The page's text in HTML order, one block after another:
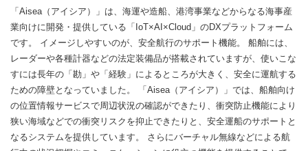
「Aisea（アイシア）」は、海運や造船、港湾事業などからなる海事産
業向けに開発・提供している「IoT×AI×Cloud」のDXプラットフォーム
です。 イメージしやすいのが、安全航行のサポート機能。 船舶には、
レーダーや各種計器などの法定装備品が搭載されていますが、使いこな
すには長年の「勘」や「経験」によるところが大きく、安全に運航する
ための障壁となっていました。 「Aisea（アイシア）」では、船舶向け
の位置情報サービスで周辺状況の確認ができたり、衝突防止機能により
狭い海域などでの衝突リスクを抑止できたりと、安全運船のサポートと
なるシステムを提供しています。 さらにバーチャル無線などによる航